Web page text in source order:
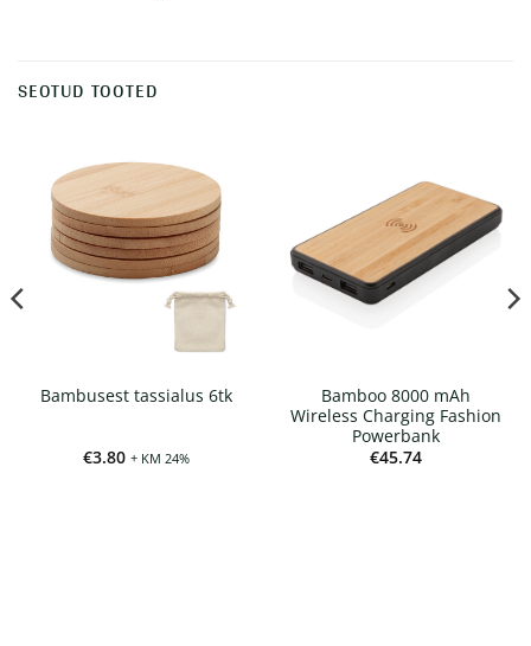
SEOTUD TOOTED
Bambusest tassialus 6tk
€3.80 + KM 24%
Bamboo 8000 mAh
Wireless Charging Fashion
Powerbank
€45.74